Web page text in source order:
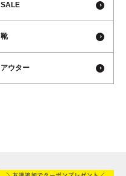
SALE
靴
アウター